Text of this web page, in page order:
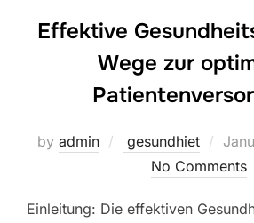
Effektive
Wege zur
by admin gesundhiet
on
No Comments
Einleitung: Die effektiven